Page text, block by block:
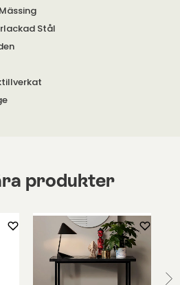
Stål
produkter